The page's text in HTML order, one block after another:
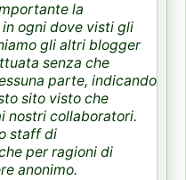
la
ogni dove visti gli
gli altri blogger
senza che
parte, indicando
sito visto che
nostri collaboratori.
staff di
per ragioni di
anonimo.